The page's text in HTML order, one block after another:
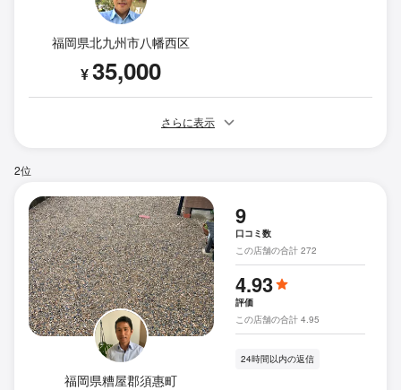
福岡県北九州市八幡西区
¥35,000
さらに表示
2位
福岡県糟屋郡須惠町
9
口コミ数
この店舗の合計 272
4.93
評価
この店舗の合計 4.95
24時間以内の返信